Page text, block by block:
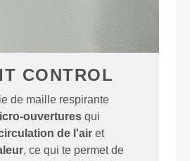
CONTROL
de maille respirante
ouvertures qui
de l'air et
, ce qui te permet de